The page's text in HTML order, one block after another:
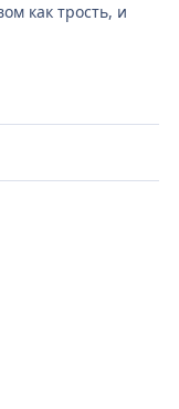
как трость, и